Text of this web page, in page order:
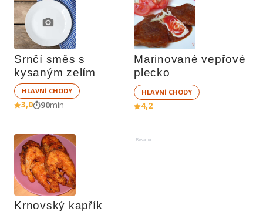
Srnčí směs s
kysaným zelím
HLAVNÍ CHODY
3,0 90min
Marinované vepřové
plecko
HLAVNÍ CHODY
4,2
Krnovský kapřík
Reklama